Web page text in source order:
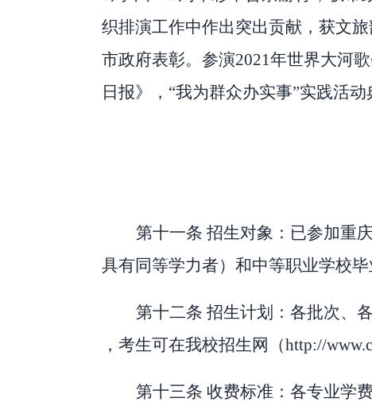
织排演工作中作出突出贡献，获文
市政府表彰。参演2021年世界大河
日报》， “我为群众办实事”实践活动
第十一条 招生对象：已参加重
具有同等学力者）和中等职业学校毕
第十二条 招生计划：各批次、
，考生可在我校招生网（http://
第十三条 收费标准：各专业学